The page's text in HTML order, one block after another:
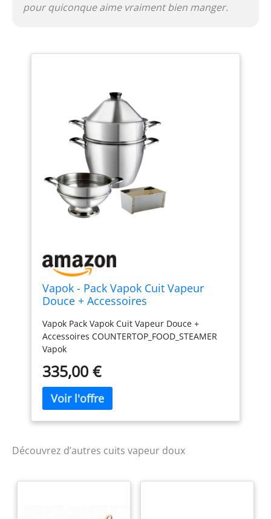
pour quiconque aime vraiment bien manger.
Vapok - Pack Vapok Cuit Vapeur
Douce + Accessoires
Vapok Pack Vapok Cuit Vapeur Douce +
Accessoires COUNTERTOP_FOOD_STEAMER
Vapok
335,00 €
Découvrez d’autres cuits vapeur doux